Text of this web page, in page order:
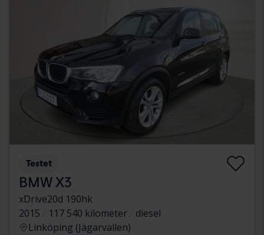
Testet
BMW X3
xDrive20d 190hk
2015
117 540 kilometer
diesel
Linköping (Jägarvallen)